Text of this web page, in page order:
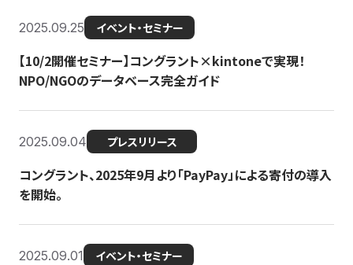
2025.09.25 イベント・セミナー
【10/2開催セミナー】コングラント×kintoneで実現！
NPO/NGOのデータベース完全ガイド
2025.09.04 プレスリリース
コングラント、2025年9月より「PayPay」による寄付の導入
を開始。
2025.09.01 イベント・セミナー